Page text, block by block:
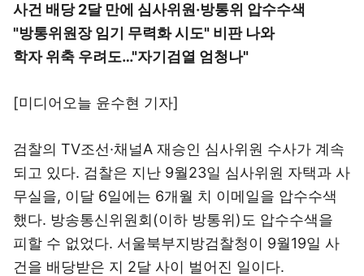
사건 배당 2달 만에 심사위원·방통위 압수수색
"방통위원장 임기 무력화 시도" 비판 나와
학자 위축 우려도…"자기검열 엄청나"
[미디어오늘 윤수현 기자]
검찰의 TV조선·채널A 재승인 심사위원 수사가 계속
되고 있다. 검찰은 지난 9월23일 심사위원 자택과 사
무실을, 이달 6일에는 6개월 치 이메일을 압수수색
했다. 방송통신위원회(이하 방통위)도 압수수색을
피할 수 없었다. 서울북부지방검찰청이 9월19일 사
건을 배당받은 지 2달 사이 벌어진 일이다.